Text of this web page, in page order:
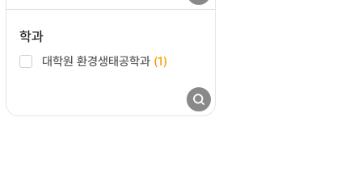
학과
대학원 환경생태공학과 (1)